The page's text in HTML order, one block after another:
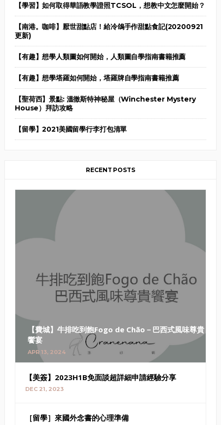
【學習】如何取得華語教學證照TCSOL，想教中文怎麼開始？
【南港。咖啡】厭世甜點店！給冷鴿手作甜點食記(20200921
更新)
【有趣】想學人類圖如何開始，人類圖自學指南書籍推薦
【有趣】想學塔羅如何開始，塔羅牌自學指南書籍推薦
【聖荷西】景點: 溫徹斯特神秘屋（Winchester Mystery
House）拜訪攻略
【留學】2021美國留學行李打包清單
RECENT POSTS
【費城】牛排吃到飽Fogo de Chão－巴西式風味尊貴
饗宴
APR 13, 2024
【美簽】2023H1B免面談超詳細申請經驗分享
DEC 21, 2023
［留學］來國外念書的心理準備